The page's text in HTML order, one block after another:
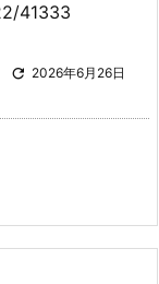
41333
 2026年6月26日
きます）